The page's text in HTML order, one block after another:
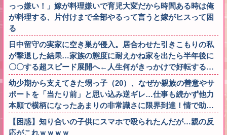
っっ嫌い！」嫁が料理嫌いで育児大変だから時間ある時は俺
が料理する、片付けまで全部やるって言うと嫁がヒスって困
る
日中留守の実家に空き巣が侵入。居合わせた引きこもりの私
が撃退した結果…家族の態度に耐えかね家を出たら半年後に
〇〇する超スピード展開へ←人生何がきっかけで好転する…
幼少期から支えてきた甥っ子（20）、なぜか親族の善意やサ
ポートを「当たり前」と思い込み逆ギレ…仕事も続かず他力
本願で横柄になったあまりの非常識さに限界到達！情で助…
【困惑】知り合いの子供にスマホで殴られたんだが…親の反
応がこれｗｗｗｗ